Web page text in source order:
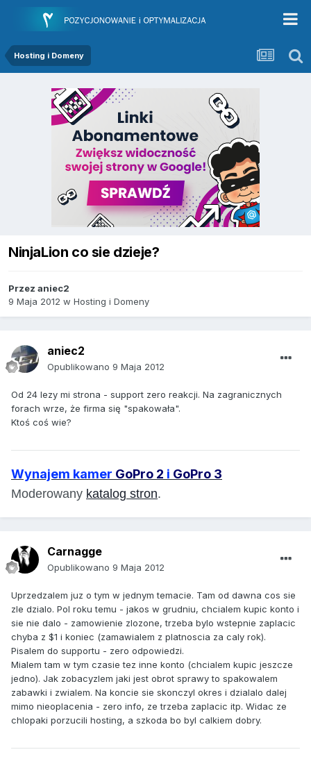
Hosting i Domeny
NinjaLion co sie dzieje?
Przez aniec2
9 Maja 2012 w Hosting i Domeny
aniec2
Opublikowano 9 Maja 2012
Od 24 lezy mi strona - support zero reakcji. Na zagranicznych
forach wrze, że firma się "spakowała".
Ktoś coś wie?
Wynajem kamer GoPro 2 i GoPro 3
Moderowany katalog stron.
Carnagge
Opublikowano 9 Maja 2012
Uprzedzalem juz o tym w jednym temacie. Tam od dawna cos sie
zle dzialo. Pol roku temu - jakos w grudniu, chcialem kupic konto i
sie nie dalo - zamowienie zlozone, trzeba bylo wstepnie zaplacic
chyba z $1 i koniec (zamawialem z platnoscia za caly rok).
Pisalem do supportu - zero odpowiedzi.
Mialem tam w tym czasie tez inne konto (chcialem kupic jeszcze
jedno). Jak zobacyzlem jaki jest obrot sprawy to spakowalem
zabawki i zwialem. Na koncie sie skonczyl okres i dzialalo dalej
mimo nieoplacenia - zero info, ze trzeba zaplacic itp. Widac ze
chlopaki porzucili hosting, a szkoda bo byl calkiem dobry.